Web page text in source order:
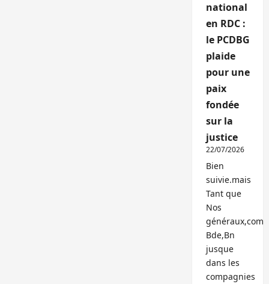
national
en RDC :
le PCDBG
plaide
pour une
paix
fondée
sur la
justice
22/07/2026
Bien
suivie.mais
Tant que
Nos
généraux,com
Bde,Bn
jusque
dans les
compagnies